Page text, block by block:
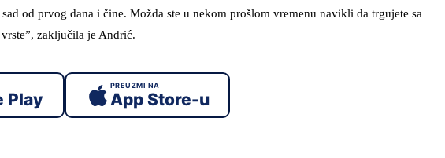
od prvog dana i čine. Možda ste u nekom prošlom vremenu navikli da trgujete sa
zaključila je Andrić.
Play
PREUZMI NA
App Store-u